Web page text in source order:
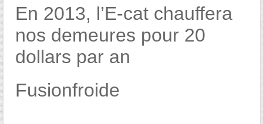
En 2013, l’E-cat chauffera
nos demeures pour 20
dollars par an
Fusionfroide